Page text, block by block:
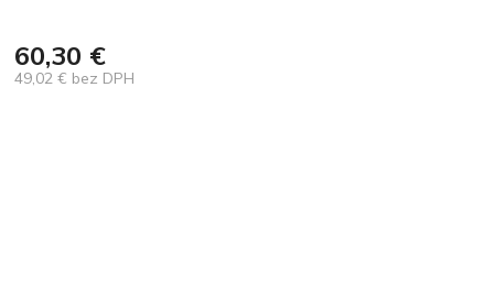
60,30 €
49,02 € bez DPH